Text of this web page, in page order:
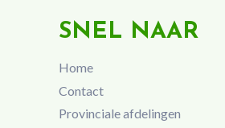
SNEL NAAR
Home
Contact
Provinciale afdelingen